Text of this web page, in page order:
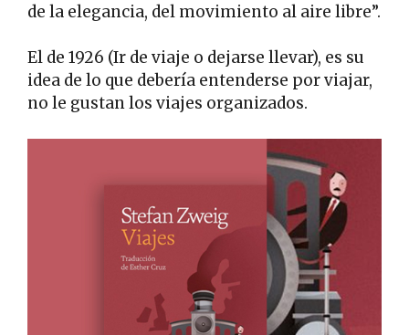
de la elegancia, del movimiento al aire libre”.
El de 1926 (Ir de viaje o dejarse llevar), es su
idea de lo que debería entenderse por viajar,
no le gustan los viajes organizados.